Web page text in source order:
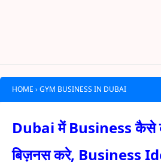
HOME › GYM BUSINESS IN DUBAI
Dubai में Business कैसे
बिज़नस करे, Business